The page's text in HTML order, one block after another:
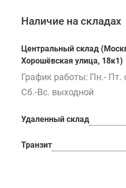
Наличие на складах
Центральный склад
Хорошёвская улица, 18к1)
График работы: Пн.- Пт.
Сб.-Вс. выходной
Удаленный склад
Транзит